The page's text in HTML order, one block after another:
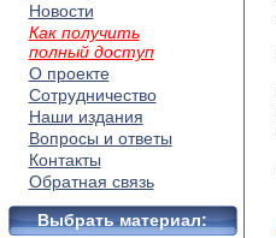
Новости
Как получить
полный доступ
О проекте
Сотрудничество
Наши издания
Вопросы и ответы
Контакты
Обратная связь
Выбрать материал: